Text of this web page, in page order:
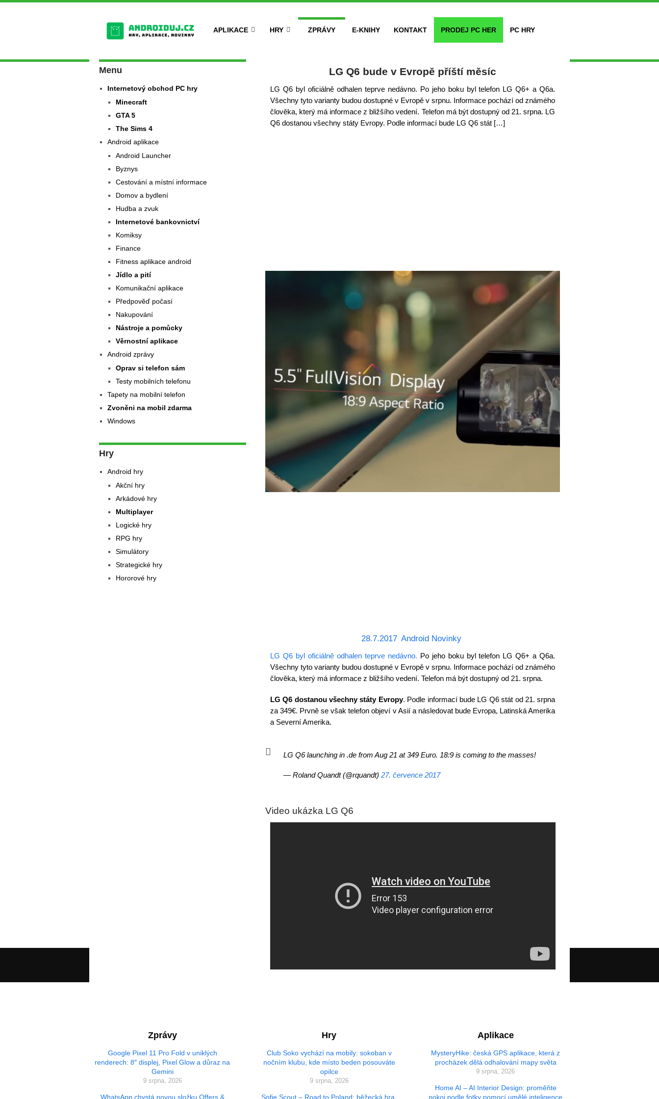
APLIKACE HRY ZPRÁVY E-KNIHY KONTAKT PRODEJ PC HER PC HRY
LG Q6 bude v Evropě příští měsíc
LG Q6 byl oficiálně odhalen teprve nedávno. Po jeho boku byl telefon LG Q6+ a Q6a.
Všechny tyto varianty budou dostupné v Evropě v srpnu. Informace pochází od známého
člověka, který má informace z bližšího vedení. Telefon má být dostupný od 21. srpna. LG
Q6 dostanou všechny státy Evropy. Podle informací bude LG Q6 stát […]
28.7.2017 Android Novinky
LG Q6 byl oficiálně odhalen teprve nedávno. Po jeho boku byl telefon LG Q6+ a Q6a.
Všechny tyto varianty budou dostupné v Evropě v srpnu. Informace pochází od známého
člověka, který má informace z bližšího vedení. Telefon má být dostupný od 21. srpna.
LG Q6 dostanou všechny státy Evropy. Podle informací bude LG Q6 stát od 21. srpna
za 349€. Prvně se však telefon objeví v Asií a následovat bude Evropa, Latinská Amerika
a Severní Amerika.
LG Q6 launching in .de from Aug 21 at 349 Euro. 18:9 is coming to the masses!
— Roland Quandt (@rquandt) 27. července 2017
Video ukázka LG Q6
Menu
Internetový obchod PC hry
Minecraft
GTA 5
The Sims 4
Android aplikace
Android Launcher
Byznys
Cestování a místní informace
Domov a bydlení
Hudba a zvuk
Internetové bankovnictví
Komiksy
Finance
Fitness aplikace android
Jídlo a pití
Komunikační aplikace
Předpověď počasí
Nakupování
Nástroje a pomůcky
Věrnostní aplikace
Android zprávy
Oprav si telefon sám
Testy mobilních telefonu
Tapety na mobilní telefon
Zvoněni na mobil zdarma
Windows
Hry
Android hry
Akční hry
Arkádové hry
Multiplayer
Logické hry
RPG hry
Simulátory
Strategické hry
Hororové hry
Zprávy
Google Pixel 11 Pro Fold v uniklých
renderech: 8″ displej, Pixel Glow a důraz na
Gemini
9 srpna, 2026
WhatsApp chystá novou složku Offers &
Hry
Club Soko vychází na mobily: sokoban v
nočním klubu, kde místo beden posouváte
opilce
9 srpna, 2026
Sofie Scout – Road to Poland: běžecká hra,
Aplikace
MysteryHike: česká GPS aplikace, která z
procházek dělá odhalování mapy světa
9 srpna, 2026
Home AI – AI Interior Design: proměňte
pokoj podle fotky pomocí umělé inteligence